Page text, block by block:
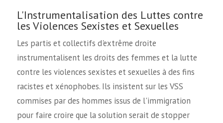
L'Instrumentalisation des Luttes contre
les Violences Sexistes et Sexuelles
Les partis et collectifs d'extrême droite
instrumentalisent les droits des femmes et la lutte
contre les violences sexistes et sexuelles à des fins
racistes et xénophobes. Ils insistent sur les VSS
commises par des hommes issus de l'immigration
pour faire croire que la solution serait de stopper